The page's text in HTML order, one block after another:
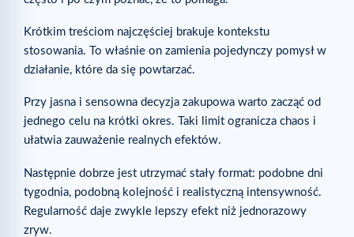
Krótkim treściom najczęściej brakuje kontekstu
stosowania. To właśnie on zamienia pojedynczy pomysł w
działanie, które da się powtarzać.
Przy jasna i sensowna decyzja zakupowa warto zacząć od
jednego celu na krótki okres. Taki limit ogranicza chaos i
ułatwia zauważenie realnych efektów.
Następnie dobrze jest utrzymać stały format: podobne dni
tygodnia, podobną kolejność i realistyczną intensywność.
Regularność daje zwykle lepszy efekt niż jednorazowy
zryw.